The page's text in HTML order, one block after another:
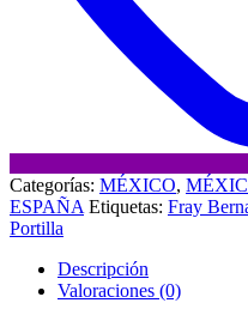
Categorías: MÉXICO,
ESPAÑA Etiquetas: Fray
Portilla
Descripción
Valoraciones (0)